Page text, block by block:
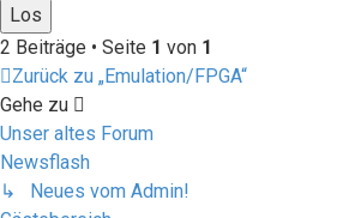
2 Beiträge • Seite 1 von 1
Zurück zu „Emulation/FPGA“
Gehe zu
Unser altes Forum
Newsflash
↳ Neues vom Admin!